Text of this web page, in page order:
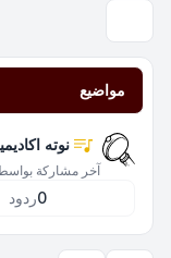
مواضيع
نوته
آخر مشاركة
0ردود